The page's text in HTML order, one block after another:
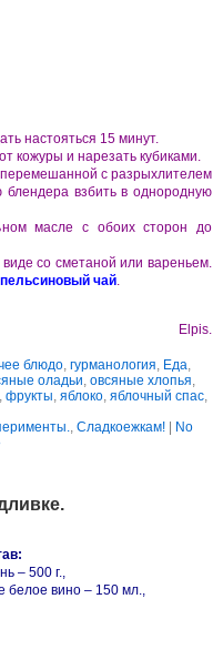
настояться 15 минут.
кожуры и нарезать кубиками.
с разрыхлителем
взбить в однородную
масле с обоих сторон до
со сметаной или вареньем.
чай.
Elpis.
блюдо, гурманология, Еда,
оладьи, овсяные хлопья,
, фрукты, яблоко, яблочный спас,
, Сладкоежкам!
No
– 500 г.,
белое вино – 150 мл.,